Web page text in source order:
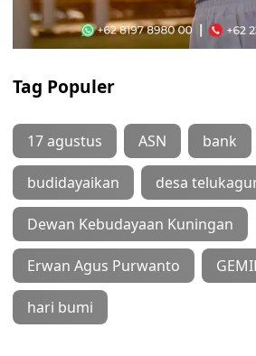
Tag Populer
17 agustus ASN bank
budidayaikan desa
Dewan Kebudayaan Kuningan
Erwan Agus Purwanto
hari bumi